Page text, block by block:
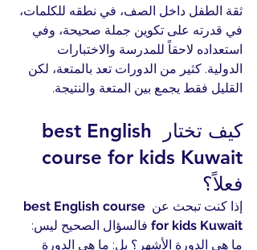
ثقة الطفل داخل الصف، في نطقه للكلمات،
في قدرته على تكوين جملة صحيحة، وفي
استعداده لاحقاً للمدرسة والاختبارات
الدولية. كثير من الدورات تعد بالمتعة، لكن
القليل فقط يجمع بين المتعة والنتيجة.
كيف تختار best English
فعلاً؟
إذا كنت تبحث عن best English course
for kids Kuwait فالسؤال الصحيح ليس:
ما هي الدورة الأشهر؟ بل: ما هي الدورة